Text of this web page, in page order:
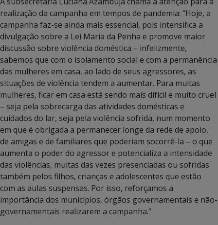
realização da campanha em tempos de pandemia: “Hoje, a
campanha faz-se ainda mais essencial, pois intensifica a
divulgação sobre a Lei Maria da Penha e promove maior
discussão sobre violência doméstica – infelizmente,
sabemos que com o isolamento social e com a permanência
das mulheres em casa, ao lado de seus agressores, as
situações de violência tendem a aumentar. Para muitas
mulheres, ficar em casa está sendo mais difícil e muito cruel
– seja pela sobrecarga das atividades domésticas e
cuidados do lar, seja pela violência sofrida, num momento
em que é obrigada a permanecer longe da rede de apoio,
de amigas e de familiares que poderiam socorrê-la – o que
aumenta o poder do agressor e potencializa a intensidade
das violências, muitas das vezes presenciadas ou sofridas
também pelos filhos, crianças e adolescentes que estão
com as aulas suspensas. Por isso, reforçamos a
importância dos municípios, órgãos governamentais e não-
governamentais realizarem a campanha.”